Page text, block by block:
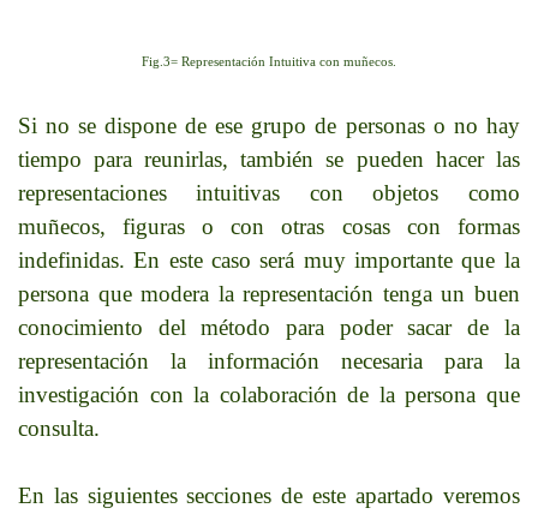
Fig.3= Representación Intuitiva con muñecos.
Si no se dispone de ese grupo de personas o no hay
tiempo para reunirlas, también se pueden hacer las
representaciones intuitivas con objetos como
muñecos, figuras o con otras cosas con formas
indefinidas. En este caso será muy importante que la
persona que modera la representación tenga un buen
conocimiento del método para poder sacar de la
representación la información necesaria para la
investigación con la colaboración de la persona que
consulta.
En las siguientes secciones de este apartado veremos